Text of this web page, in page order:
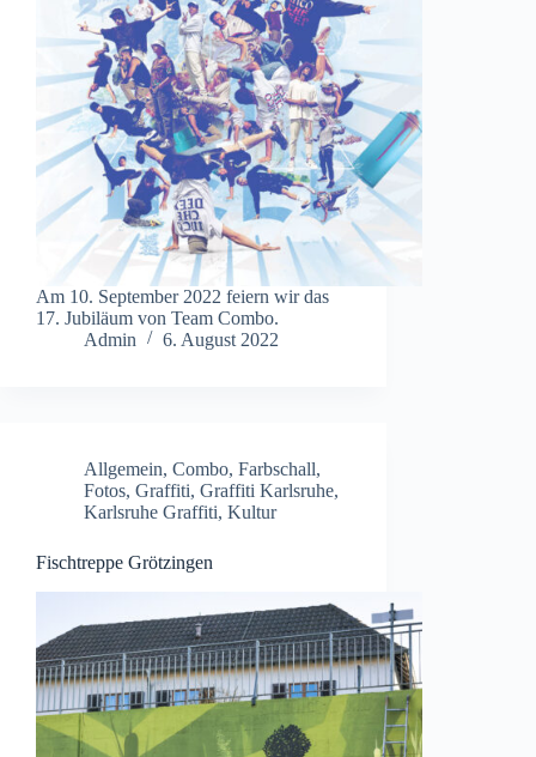
Am 10. September 2022 feiern wir das
17. Jubiläum von Team Combo.
Admin
6. August 2022
Allgemein, Combo, Farbschall,
Fotos, Graffiti, Graffiti Karlsruhe,
Karlsruhe Graffiti, Kultur
Fischtreppe Grötzingen